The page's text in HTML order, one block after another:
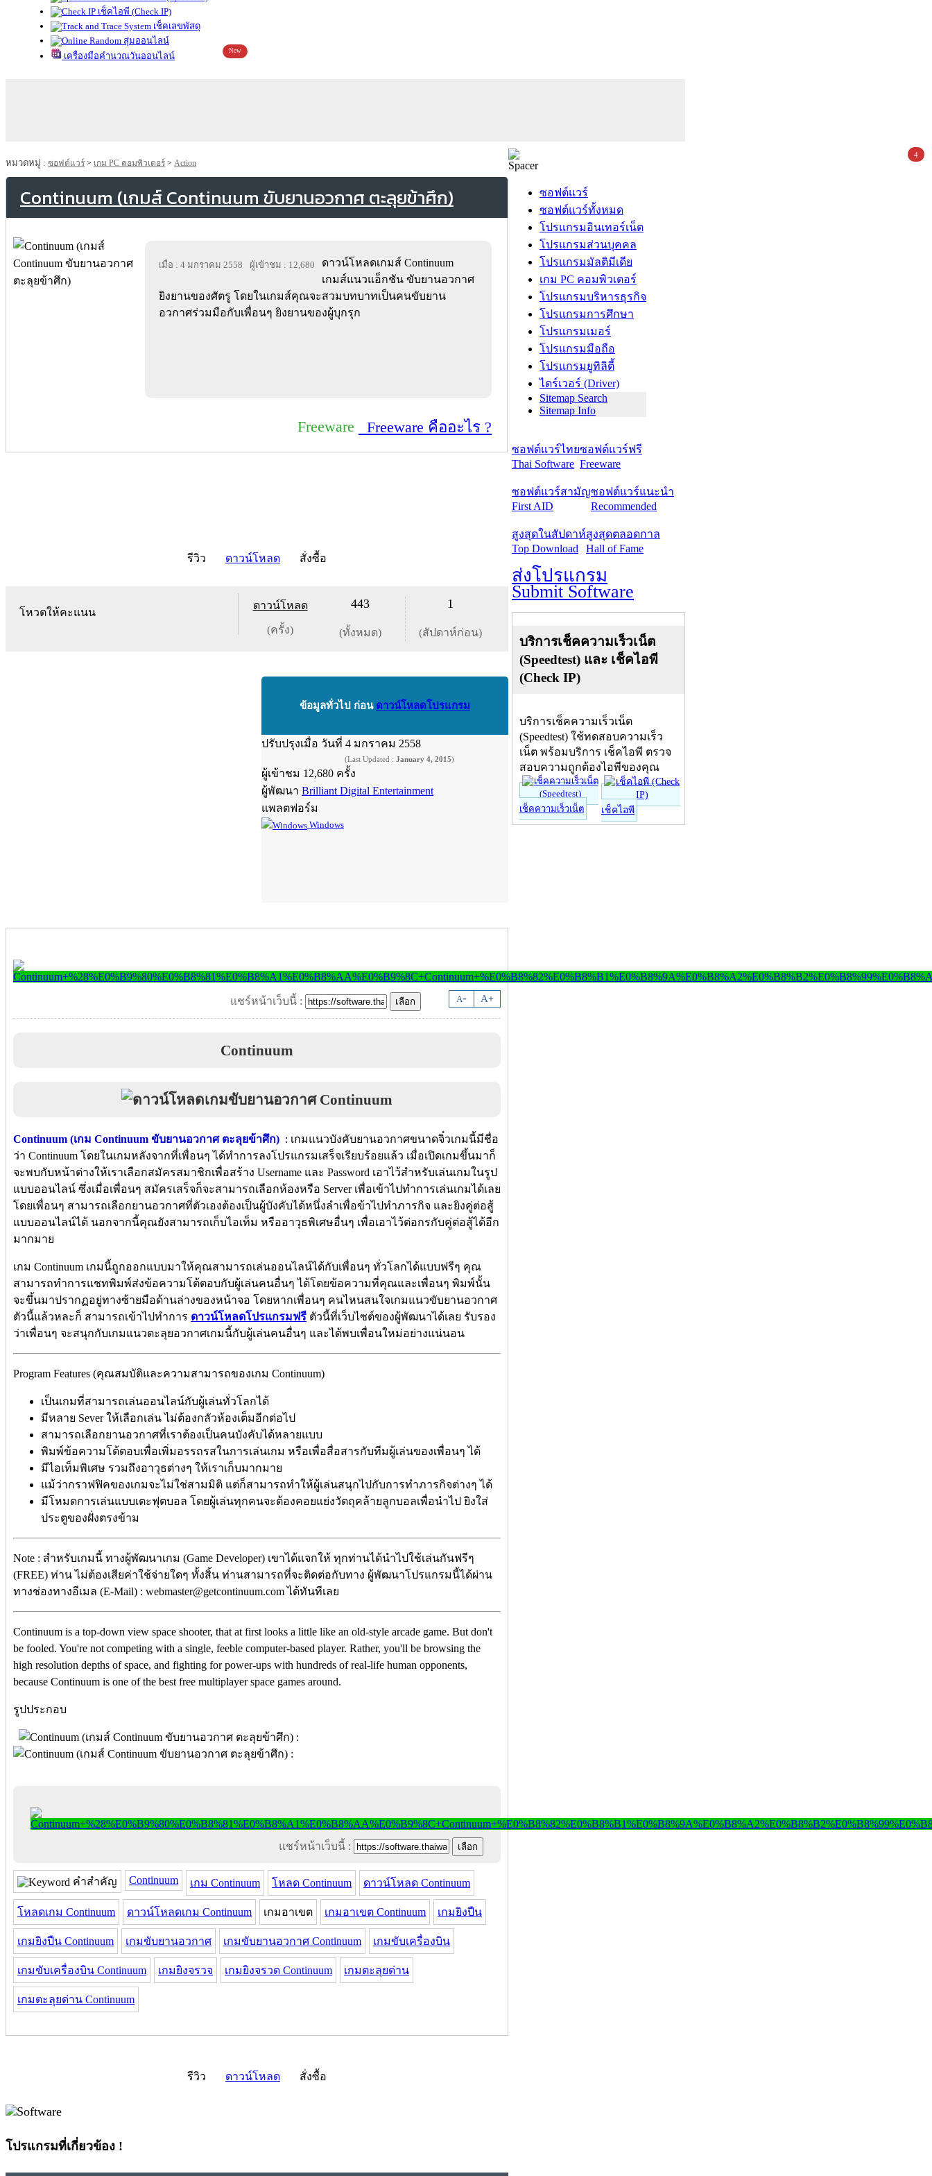
เช็คไอพี (Check IP)
เช็คเลขพัสดุ
สุ่มออนไลน์
เครื่องมือคำนวณวันออนไลน์
New
หมวดหมู่ : ซอฟต์แวร์ > เกม PC คอมพิวเตอร์ > Action
Continuum (เกมส์ Continuum ขับยานอวกาศ ตะลุยข้าศึก)
เมื่อ : 4 มกราคม 2558 ผู้เข้าชม : 12,680
ดาวน์โหลดเกมส์ Continuum
เกมส์แนวแอ็กชัน ขับยานอวกาศ
ยิงยานของศัตรู โดยในเกมส์คุณจะสวมบทบาทเป็นคนขับยาน
อวกาศร่วมมือกับเพื่อนๆ ยิงยานของผู้บุกรุก
Freeware Freeware คืออะไร ?
รีวิว ดาวน์โหลด สั่งซื้อ
โหวตให้คะแนน
ดาวน์โหลด
(ครั้ง)
443
(ทั้งหมด)
1
(สัปดาห์ก่อน)
ข้อมูลทั่วไป ก่อน ดาวน์โหลดโปรแกรม
ปรับปรุงเมื่อ วันที่ 4 มกราคม 2558
(Last Updated : January 4, 2015)
ผู้เข้าชม 12,680 ครั้ง
ผู้พัฒนา Brilliant Digital Entertainment
แพลตฟอร์ม
Windows
A- A+
แชร์หน้าเว็บนี้ :
Continuum
Continuum (เกม Continuum ขับยานอวกาศ ตะลุยข้าศึก) : เกมแนวบังคับยานอวกาศขนาดจิ๋วเกมนี้มีชื่อ
ว่า Continuum โดยในเกมหลังจากที่เพื่อนๆ ได้ทำการลงโปรแกรมเสร็จเรียบร้อยแล้ว เมื่อเปิดเกมขึ้นมาก็
จะพบกับหน้าต่างให้เราเลือกสมัครสมาชิกเพื่อสร้าง Username และ Password เอาไว้สำหรับเล่นเกมในรูป
แบบออนไลน์ ซึ่งเมื่อเพื่อนๆ สมัครเสร็จก็จะสามารถเลือกห้องหรือ Server เพื่อเข้าไปทำการเล่นเกมได้เลย
โดยเพื่อนๆ สามารถเลือกยานอวกาศที่ตัวเองต้องเป็นผู้บังคับได้หนึ่งลำเพื่อข้าไปทำภารกิจ และยิงคู่ต่อสู้
แบบออนไลน์ได้ นอกจากนี้คุณยังสามารถเก็บไอเท็ม หรืออาวุธพิเศษอื่นๆ เพื่อเอาไว้ต่อกรกับคู่ต่อสู้ได้อีก
มากมาย
เกม Continuum เกมนี้ถูกออกแบบมาให้คุณสามารถเล่นออนไลน์ได้กับเพื่อนๆ ทั่วโลกได้แบบฟรีๆ คุณ
สามารถทำการแชทพิมพ์ส่งข้อความโต้ตอบกับผู้เล่นคนอื่นๆ ได้โดยข้อความที่คุณและเพื่อนๆ พิมพ์นั้น
จะขึ้นมาปรากฏอยู่ทางซ้ายมือด้านล่างของหน้าจอ โดยหากเพื่อนๆ คนไหนสนใจเกมแนวขับยานอวกาศ
ตัวนี้แล้วหละก็ สามารถเข้าไปทำการ ดาวน์โหลดโปรแกรมฟรี ตัวนี้ที่เว็บไซต์ของผู้พัฒนาได้เลย รับรอง
ว่าเพื่อนๆ จะสนุกกับเกมแนวตะลุยอวกาศเกมนี้กับผู้เล่นคนอื่นๆ และได้พบเพื่อนใหม่อย่างแน่นอน
Program Features (คุณสมบัติและความสามารถของเกม Continuum)
เป็นเกมที่สามารถเล่นออนไลน์กับผู้เล่นทั่วโลกได้
มีหลาย Sever ให้เลือกเล่น ไม่ต้องกลัวห้องเต็มอีกต่อไป
สามารถเลือกยานอวกาศที่เราต้องเป็นคนบังคับได้หลายแบบ
พิมพ์ข้อความโต้ตอบเพื่อเพิ่มอรรถรสในการเล่นเกม หรือเพื่อสื่อสารกับทีมผู้เล่นของเพื่อนๆ ได้
มีไอเท็มพิเศษ รวมถึงอาวุธต่างๆ ให้เราเก็บมากมาย
แม้ว่ากราฟฟิคของเกมจะไม่ใช่สามมิติ แต่ก็สามารถทำให้ผู้เล่นสนุกไปกับการทำภารกิจต่างๆ ได้
มีโหมดการเล่นแบบเตะฟุตบอล โดยผู้เล่นทุกคนจะต้องคอยแย่งวัตถุคล้ายลูกบอลเพื่อนำไป ยิงใส่
ประตูของฝั่งตรงข้าม
Note : สำหรับเกมนี้ ทางผู้พัฒนาเกม (Game Developer) เขาได้แจกให้ ทุกท่านได้นำไปใช้เล่นกันฟรีๆ
(FREE) ท่าน ไม่ต้องเสียค่าใช้จ่ายใดๆ ทั้งสิ้น ท่านสามารถที่จะติดต่อกับทาง ผู้พัฒนาโปรแกรมนี้ได้ผ่าน
ทางช่องทางอีเมล (E-Mail) : webmaster@getcontinuum.com ได้ทันทีเลย
Continuum is a top-down view space shooter, that at first looks a little like an old-style arcade game. But don't
be fooled. You're not competing with a single, feeble computer-based player. Rather, you'll be browsing the
high resolution depths of space, and fighting for power-ups with hundreds of real-life human opponents,
because Continuum is one of the best free multiplayer space games around.
รูปประกอบ
แชร์หน้าเว็บนี้ :
คำสำคัญ Continuum เกม Continuum โหลด Continuum ดาวน์โหลด Continuum
โหลดเกม Continuum ดาวน์โหลดเกม Continuum เกมอาเขต เกมอาเขต Continuum เกมยิงปืน
เกมยิงปืน Continuum เกมขับยานอวกาศ เกมขับยานอวกาศ Continuum เกมขับเครื่องบิน
เกมขับเครื่องบิน Continuum เกมยิงจรวจ เกมยิงจรวด Continuum เกมตะลุยด่าน
เกมตะลุยด่าน Continuum
รีวิว ดาวน์โหลด สั่งซื้อ
โปรแกรมที่เกี่ยวข้อง !
ซอฟต์แวร์
ซอฟต์แวร์ทั้งหมด
โปรแกรมอินเทอร์เน็ต
โปรแกรมส่วนบุคคล
โปรแกรมมัลติมีเดีย
เกม PC คอมพิวเตอร์
โปรแกรมบริหารธุรกิจ
โปรแกรมการศึกษา
โปรแกรมเมอร์
โปรแกรมมือถือ
โปรแกรมยูทิลิตี้
ไดร์เวอร์ (Driver)
Sitemap Search
Sitemap Info
ซอฟต์แวร์ไทย
Thai Software
ซอฟต์แวร์ฟรี
Freeware
ซอฟต์แวร์สามัญ
First AID
ซอฟต์แวร์แนะนำ
Recommended
สูงสุดในสัปดาห์
Top Download
สูงสุดตลอดกาล
Hall of Fame
ส่งโปรแกรม
Submit Software
บริการเช็คความเร็วเน็ต
(Speedtest) และ เช็คไอพี
(Check IP)
บริการเช็คความเร็วเน็ต
(Speedtest) ใช้ทดสอบความเร็ว
เน็ต พร้อมบริการ เช็คไอพี ตรวจ
สอบความถูกต้องไอพีของคุณ
เช็คความเร็วเน็ต เช็คไอพี
4